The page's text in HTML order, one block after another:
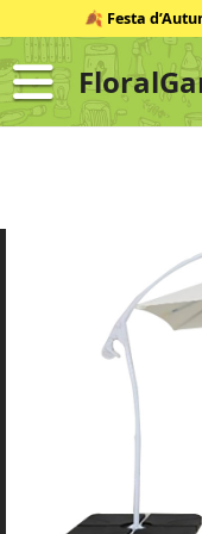
al
contenuto
ID
🍂 Festa